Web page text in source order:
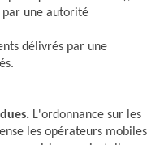
par une autorité
délivrés par une
L'ordonnance sur les
les opérateurs mobiles